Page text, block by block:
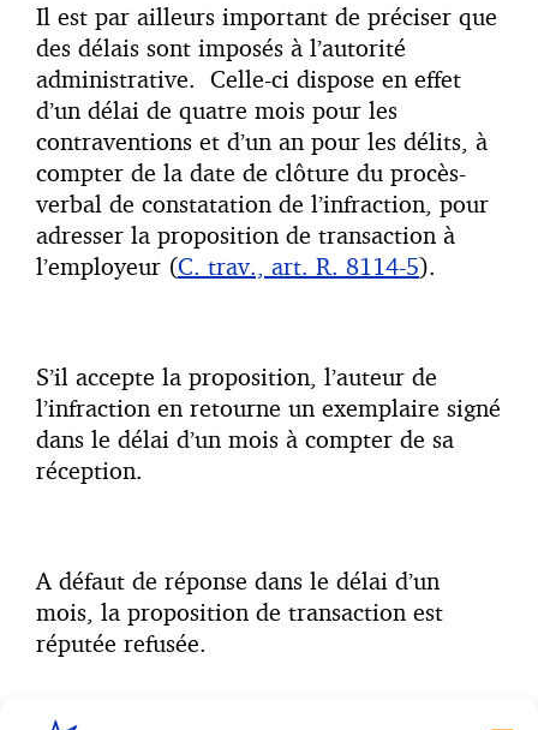
Il est par ailleurs important de préciser que
des délais sont imposés à l’autorité
administrative. Celle-ci dispose en effet
d’un délai de quatre mois pour les
contraventions et d’un an pour les délits, à
compter de la date de clôture du procès-
verbal de constatation de l’infraction, pour
adresser la proposition de transaction à
l’employeur (C. trav., art. R. 8114-5).
S’il accepte la proposition, l’auteur de
l’infraction en retourne un exemplaire signé
dans le délai d’un mois à compter de sa
réception.
A défaut de réponse dans le délai d’un
mois, la proposition de transaction est
réputée refusée.